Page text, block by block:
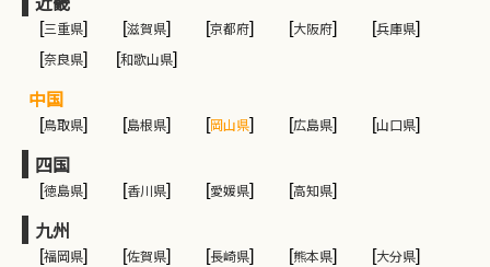
[三重県] [滋賀県] [京都府] [大阪府] [兵庫県]
[奈良県] [和歌山県]
中国
[鳥取県] [島根県] [岡山県] [広島県] [山口県]
四国
[徳島県] [香川県] [愛媛県] [高知県]
九州
[福岡県] [佐賀県] [長崎県] [熊本県] [大分県]